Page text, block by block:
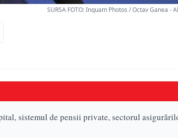
SURSA FOTO: Inquam Photos / Octav Ganea -
sistemul de pensii private, sectorul